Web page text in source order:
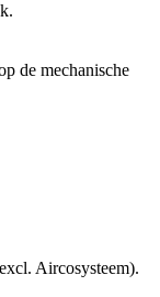
de mechanische
Aircosysteem).